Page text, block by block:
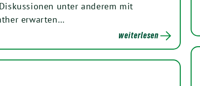
unter anderem mit
erwarten…
weiterlesen